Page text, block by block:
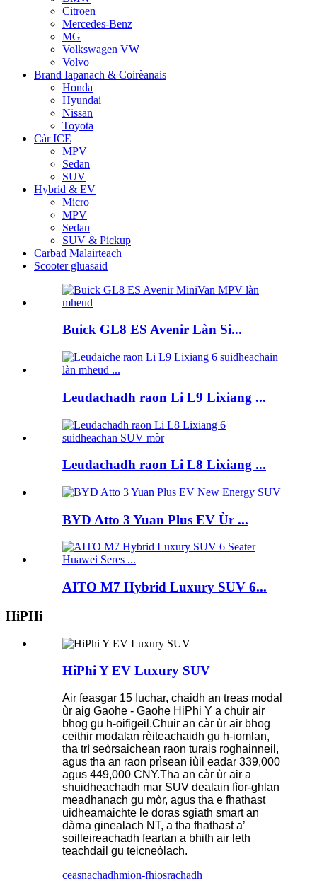
Citroen
Mercedes-Benz
MG
Volkswagen VW
Volvo
Brand Iapanach & Coirèanais
Honda
Hyundai
Nissan
Toyota
Càr ICE
MPV
Sedan
SUV
Hybrid & EV
Micro
MPV
Sedan
SUV & Pickup
Carbad Malairteach
Scooter gluasaid
Buick GL8 ES Avenir Làn Si...
Leudachadh raon Li L9 Lixiang ...
Leudachadh raon Li L8 Lixiang ...
BYD Atto 3 Yuan Plus EV Ùr ...
AITO M7 Hybrid Luxury SUV 6...
HiPHi
HiPhi Y EV Luxury SUV
Air feasgar 15 Iuchar, chaidh an treas modal
ùr aig Gaohe - Gaohe HiPhi Y a chuir air
bhog gu h-oifigeil.Chuir an càr ùr air bhog
ceithir modalan rèiteachaidh gu h-iomlan,
tha trì seòrsaichean raon turais roghainneil,
agus tha an raon prìsean iùil eadar 339,000
agus 449,000 CNY.Tha an càr ùr air a
shuidheachadh mar SUV dealain fìor-ghlan
meadhanach gu mòr, agus tha e fhathast
uidheamaichte le doras sgiath smart an
dàrna ginealach NT, a tha fhathast a’
soilleireachadh feartan a bhith air leth
teachdail gu teicneòlach.
ceasnachadhmion-fhiosrachadh